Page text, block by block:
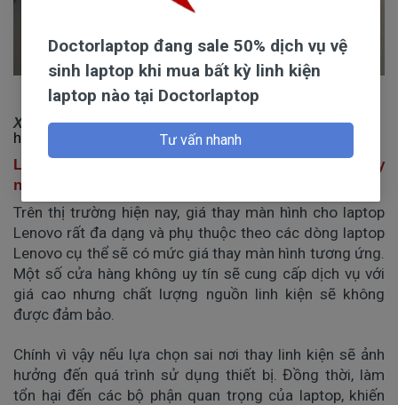
Nên chọn đơn vị thay màn hình uy tín
Xem thêm:Thay màn hình máy tính Samsungchính
hãng, giá tốt và uy tín
Linhkienlaptop- thay màn hình laptop Lenovo lấy
nhanh, giá rẻ
Trên thị trường hiện nay, giá thay màn hình cho laptop
Lenovo rất đa dạng và phụ thuộc theo các dòng laptop
Lenovo cụ thể sẽ có mức giá thay màn hình tương ứng.
Một số cửa hàng không uy tín sẽ cung cấp dịch vụ với
giá cao nhưng chất lượng nguồn linh kiện sẽ không
được đảm bảo.
Chính vì vậy nếu lựa chọn sai nơi thay linh kiện sẽ ảnh
hưởng đến quá trình sử dụng thiết bị. Đồng thời, làm
tổn hại đến các bộ phận quan trọng của laptop, khiến
Doctorlaptop đang sale 50% dịch vụ vệ
sinh laptop khi mua bất kỳ linh kiện
laptop nào tại Doctorlaptop
Tư vấn nhanh